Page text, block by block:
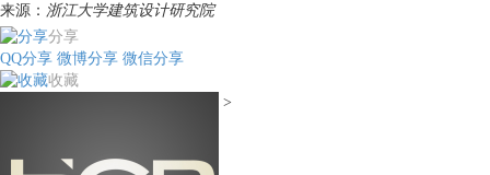
来源： 浙江大学建筑设计研究院
分享
QQ分享 微博分享 微信分享
收藏
>